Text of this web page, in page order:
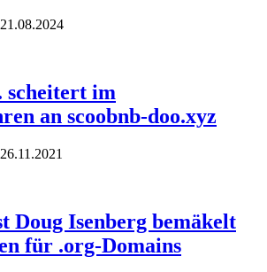
21.08.2024
scheitert im
an scoobnb-doo.xyz
26.11.2021
Doug Isenberg bemäkelt
für .org-Domains